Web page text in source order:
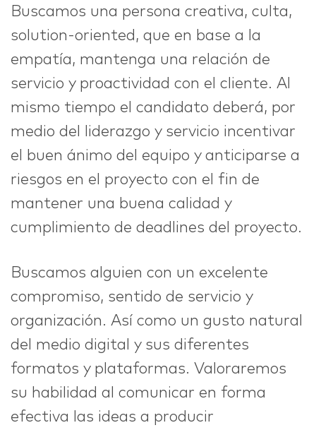
Buscamos una persona creativa, culta,
solution-oriented, que en base a la
empatía, mantenga una relación de
servicio y proactividad con el cliente. Al
mismo tiempo el candidato deberá, por
medio del liderazgo y servicio incentivar
el buen ánimo del equipo y anticiparse a
riesgos en el proyecto con el fin de
mantener una buena calidad y
cumplimiento de deadlines del proyecto.
Buscamos alguien con un excelente
compromiso, sentido de servicio y
organización. Así como un gusto natural
del medio digital y sus diferentes
formatos y plataformas. Valoraremos
su habilidad al comunicar en forma
efectiva las ideas a producir